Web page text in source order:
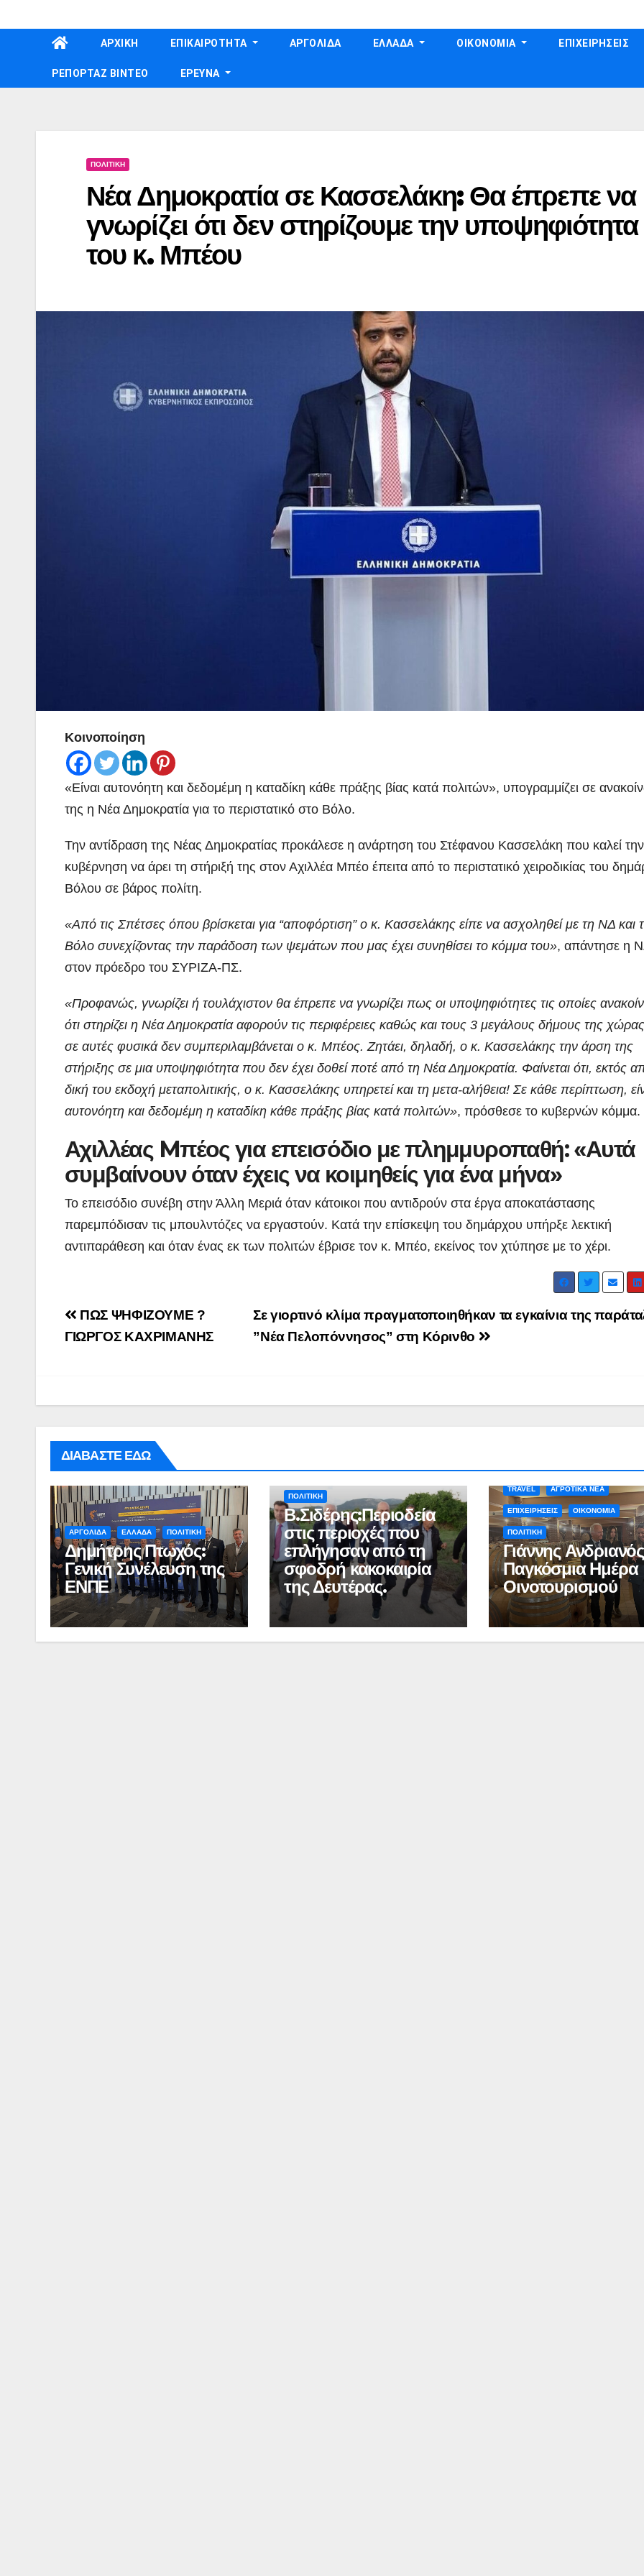
to
ΑΡΧΙΚΗ ΕΠΙΚΑΙΡΟΤΗΤΑ ΑΡΓΟΛΙΔΑ ΕΛΛΑΔΑ ΟΙΚΟΝΟΜΙΑ ΕΠΙΧΕΙΡΗΣΕΙΣ
ΡΕΠΟΡΤΑΖ ΒΙΝΤΕΟ ΕΡΕΥΝΑ
ΠΟΛΙΤΙΚΗ
Νέα Δημοκρατία σε Κασσελάκη: Θα έπρεπε να
γνωρίζει ότι δεν στηρίζουμε την υποψηφιότητα
του κ. Μπέου
Κοινοποίηση
«Είναι αυτονόητη και δεδομέμη η καταδίκη κάθε πράξης βίας κατά πολιτών», υπογραμμίζει σε
της η Νέα Δημοκρατία για το περιστατικό στο Βόλο.
Την αντίδραση της Νέας Δημοκρατίας προκάλεσε η ανάρτηση του Στέφανου Κασσελάκη που καλεί την
κυβέρνηση να άρει τη στήριξή της στον Αχιλλέα Μπέο έπειτα από το περιστατικό χειροδικίας του
Βόλου σε βάρος πολίτη.
«Από τις Σπέτσες όπου βρίσκεται για “αποφόρτιση” ο κ. Κασσελάκης είπε να ασχοληθεί με τη ΝΔ και
Βόλο συνεχίζοντας την παράδοση των ψεμάτων που μας έχει συνηθίσει το κόμμα του», απάντησε η
στον πρόεδρο του ΣΥΡΙΖΑ-ΠΣ.
«Προφανώς, γνωρίζει ή τουλάχιστον θα έπρεπε να γνωρίζει πως οι υποψηφιότητες τις οποίες
ότι στηρίζει η Νέα Δημοκρατία αφορούν τις περιφέρειες καθώς και τους 3 μεγάλους δήμους της
σε αυτές φυσικά δεν συμπεριλαμβάνεται ο κ. Μπέος. Ζητάει, δηλαδή, ο κ. Κασσελάκης την άρση της
στήριξης σε μια υποψηφιότητα που δεν έχει δοθεί ποτέ από τη Νέα Δημοκρατία. Φαίνεται ότι, εκτός
δική του εκδοχή μεταπολιτικής, ο κ. Κασσελάκης υπηρετεί και τη μετα-αλήθεια! Σε κάθε περίπτωση,
αυτονόητη και δεδομέμη η καταδίκη κάθε πράξης βίας κατά πολιτών», πρόσθεσε το κυβερνών κόμμα.
Αχιλλέας Mπέος για επεισόδιο με πλημμυροπαθή: «Αυτά
συμβαίνουν όταν έχεις να κοιμηθείς για ένα μήνα»
Το επεισόδιο συνέβη στην Άλλη Μεριά όταν κάτοικοι που αντιδρούν στα έργα αποκατάστασης
παρεμπόδισαν τις μπουλντόζες να εργαστούν. Κατά την επίσκεψη του δημάρχου υπήρξε λεκτική
αντιπαράθεση και όταν ένας εκ των πολιτών έβρισε τον κ. Μπέο, εκείνος τον χτύπησε με το χέρι.
Post
navigation
Σε γιορτινό κλίμα πραγματοποιηθήκαν τα εγκαίνια της
”Νέα Πελοπόννησος” στη Κόρινθο
ΠΩΣ ΨΗΦΙΖΟΥΜΕ ?
ΓΙΩΡΓΟΣ ΚΑΧΡΙΜΑΝΗΣ
ΔΙΑΒΑΣΤΕ ΕΔΩ
ΑΡΓΟΛΙΔΑ ΕΛΛΑΔΑ ΠΟΛΙΤΙΚΗ
Δημήτρης Πτωχός:
Γενική Συνέλευση της
ΕΝΠΕ
ΠΟΛΙΤΙΚΗ
Β.Σιδέρης:Περιοδεία
στις περιοχές που
επλήγησαν από τη
σφοδρή κακοκαιρία
της Δευτέρας.
TRAVEL ΑΓΡΟΤΙΚΑ ΝΕΑ
ΕΠΙΧΕΙΡΗΣΕΙΣ ΟΙΚΟΝΟΜΙΑ
ΠΟΛΙΤΙΚΗ
Γιάννης
Παγκόσμια Ημέρα
Οινοτουρισμού
ΠΕΡΙΒΑΛΛΟΝ ΡΕΠΟΡΤΑΖ ΒΙΝΤΕΟ
ΝΑΥΠΛΙΟ:
Άσκηση
Λιμενικού
(βίντεο)
ΤΑ ΣΚΟΥΠΙΔΙΑ
Ενημερωτική
επίσκεψη του
Προέδρου
ΦΟΔΣΑ κ.
Σμυρνιώτη στο
Ναυπλιο για το
ADMIN
ΡΕΠΟΡΤΑΖ ΒΙΝΤΕΟ
οδηγό
χρόνια
τον
ADMIN